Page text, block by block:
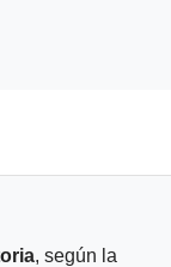
, según la